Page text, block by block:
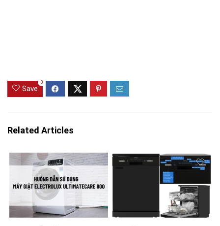
Save
0
Related Articles